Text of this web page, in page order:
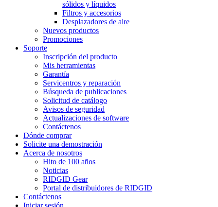
sólidos y líquidos
Filtros y accesorios
Desplazadores de aire
Nuevos productos
Promociones
Soporte
Inscripción del producto
Mis herramientas
Garantía
Servicentros y reparación
Búsqueda de publicaciones
Solicitud de catálogo
Avisos de seguridad
Actualizaciones de software
Contáctenos
Dónde comprar
Solicite una demostración
Acerca de nosotros
Hito de 100 años
Noticias
RIDGID Gear
Portal de distribuidores de RIDGID
Contáctenos
Iniciar sesión